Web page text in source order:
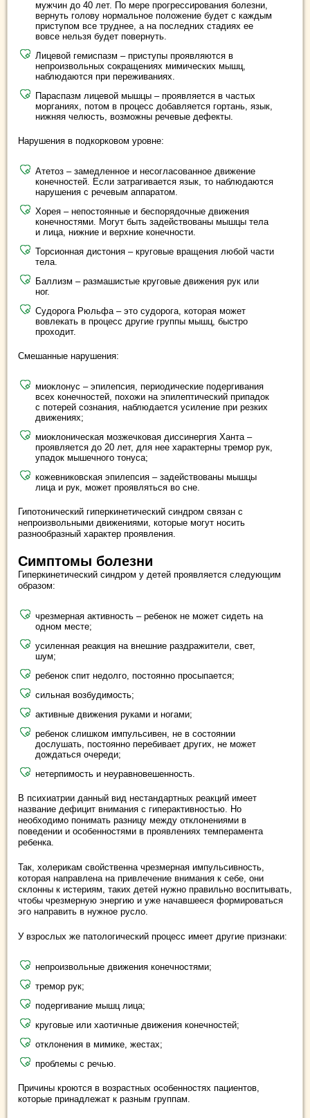
мужчин до 40 лет. По мере прогрессирования болезни,
вернуть голову нормальное положение будет с каждым
приступом все труднее, а на последних стадиях ее
вовсе нельзя будет повернуть.
Лицевой гемиспазм – приступы проявляются в
непроизвольных сокращениях мимических мышц,
наблюдаются при переживаниях.
Параспазм лицевой мышцы – проявляется в частых
морганиях, потом в процесс добавляется гортань, язык,
нижняя челюсть, возможны речевые дефекты.
Нарушения в подкорковом уровне:
Атетоз – замедленное и несогласованное движение
конечностей. Если затрагивается язык, то наблюдаются
нарушения с речевым аппаратом.
Хорея – непостоянные и беспорядочные движения
конечностями. Могут быть задействованы мышцы тела
и лица, нижние и верхние конечности.
Торсионная дистония – круговые вращения любой части
тела.
Баллизм – размашистые круговые движения рук или
ног.
Судорога Рюльфа – это судорога, которая может
вовлекать в процесс другие группы мышц, быстро
проходит.
Смешанные нарушения:
миоклонус – эпилепсия, периодические подергивания
всех конечностей, похожи на эпилептический припадок
с потерей сознания, наблюдается усиление при резких
движениях;
миоклоническая мозжечковая диссинергия Ханта –
проявляется до 20 лет, для нее характерны тремор рук,
упадок мышечного тонуса;
кожевниковская эпилепсия – задействованы мышцы
лица и рук, может проявляться во сне.
Гипотонический гиперкинетический синдром связан с
непроизвольными движениями, которые могут носить
разнообразный характер проявления.
Симптомы болезни
Гиперкинетический синдром у детей проявляется следующим
образом:
чрезмерная активность – ребенок не может сидеть на
одном месте;
усиленная реакция на внешние раздражители, свет,
шум;
ребенок спит недолго, постоянно просыпается;
сильная возбудимость;
активные движения руками и ногами;
ребенок слишком импульсивен, не в состоянии
дослушать, постоянно перебивает других, не может
дождаться очереди;
нетерпимость и неуравновешенность.
В психиатрии данный вид нестандартных реакций имеет
название дефицит внимания с гиперактивностью. Но
необходимо понимать разницу между отклонениями в
поведении и особенностями в проявлениях темперамента
ребенка.
Так, холерикам свойственна чрезмерная импульсивность,
которая направлена на привлечение внимания к себе, они
склонны к истериям, таких детей нужно правильно воспитывать,
чтобы чрезмерную энергию и уже начавшееся формироваться
эго направить в нужное русло.
У взрослых же патологический процесс имеет другие признаки:
непроизвольные движения конечностями;
тремор рук;
подергивание мышц лица;
круговые или хаотичные движения конечностей;
отклонения в мимике, жестах;
проблемы с речью.
Причины кроются в возрастных особенностях пациентов,
которые принадлежат к разным группам.